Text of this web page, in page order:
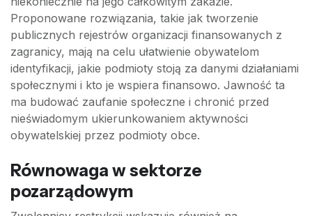
Proponowane rozwiązania, takie jak tworzenie
publicznych rejestrów organizacji finansowanych z
zagranicy, mają na celu ułatwienie obywatelom
identyfikacji, jakie podmioty stoją za danymi działaniami
społecznymi i kto je wspiera finansowo. Jawność ta
ma budować zaufanie społeczne i chronić przed
nieświadomym ukierunkowaniem aktywności
obywatelskiej przez podmioty obce.
Równowaga w sektorze
pozarządowym